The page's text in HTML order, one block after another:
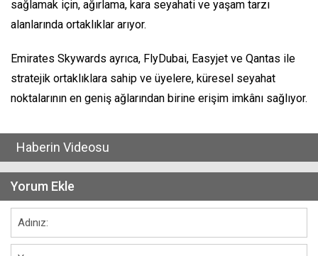
sağlamak için, ağırlama, kara seyahati ve yaşam tarzı
alanlarında ortaklıklar arıyor.
Emirates Skywards ayrıca, FlyDubai, Easyjet ve Qantas ile
stratejik ortaklıklara sahip ve üyelere, küresel seyahat
noktalarının en geniş ağlarından birine erişim imkânı sağlıyor.
Haberin Videosu
Yorum Ekle